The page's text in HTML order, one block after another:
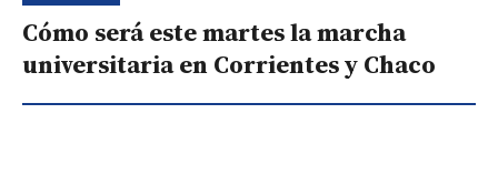
Cómo será este martes la marcha
universitaria en Corrientes y Chaco